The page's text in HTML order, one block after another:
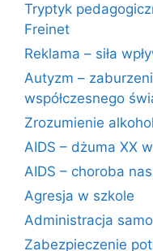
Tryptyk
Freinet
Reklama – siła
Autyzm –
współczesnego
Zrozumienie
AIDS – dżuma XX
AIDS – choroba
Agresja w szkole
Administracja
Zabezpieczenie